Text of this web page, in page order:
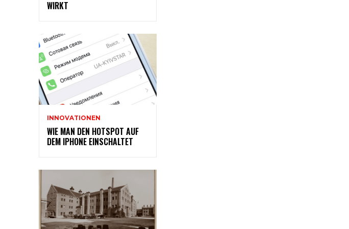
WIRKT
INNOVATIONEN
WIE MAN DEN HOTSPOT AUF
DEM IPHONE EINSCHALTET